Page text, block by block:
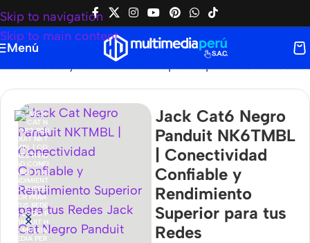
Skip to navigation
Skip to main content
Menú
y Rendimiento Superior para tus Redes
Jack Cat6 Negro
Panduit NK6TMBL
| Conectividad
Confiable y
Rendimiento
Superior para tus
Redes